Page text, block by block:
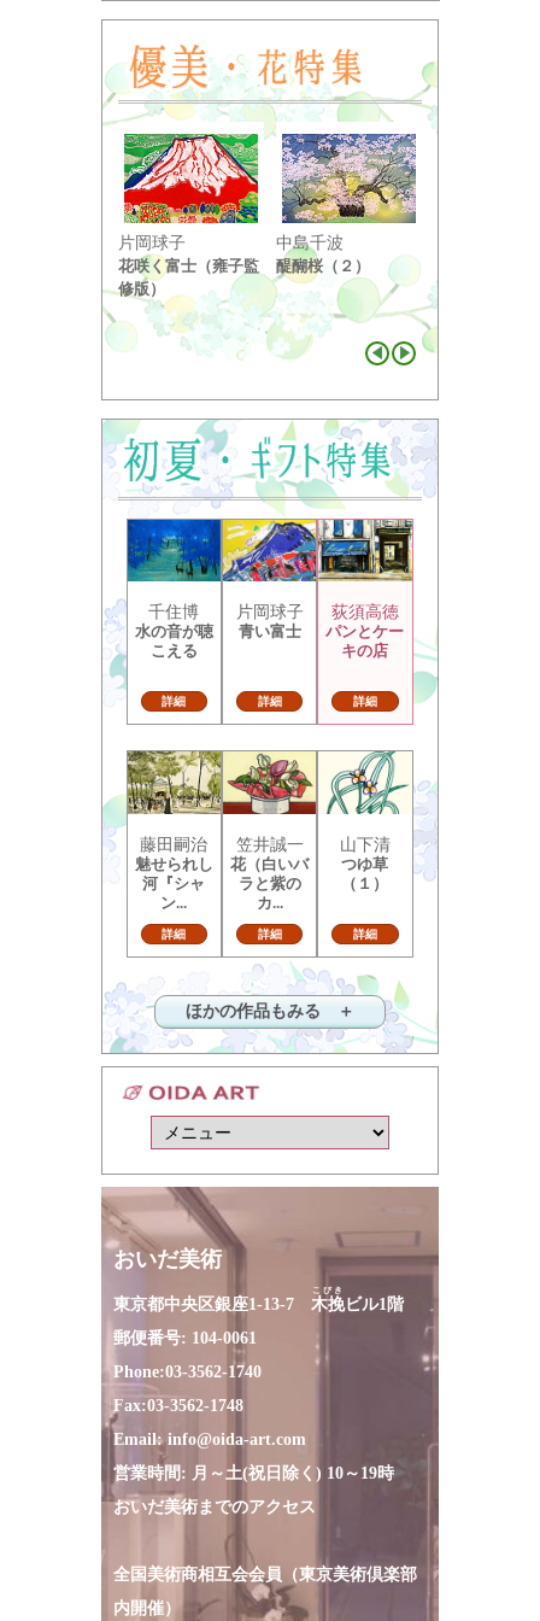
片岡球子
花咲く富士（雍子監
修版）
中島千波
醍醐桜（２）
り ...
千住博
水の音が聴
こえる
詳細
片岡球子
青い富士
詳細
荻須高徳
パンとケー
キの店
詳細
藤田嗣治
魅せられし
河『シャ
ン...
詳細
笠井誠一
花（白いバ
ラと紫の
カ...
詳細
山下清
つゆ草
（１）
詳細
ほかの作品もみる ＋
おいだ美術
東京都中央区銀座1-13-7 木挽
こびき
ビル1階
郵便番号: 104-0061
Phone:03-3562-1740
Fax:03-3562-1748
Email: info@oida-art.com
営業時間: 月～土(祝日除く) 10～19時
おいだ美術までのアクセス
全国美術商相互会会員（東京美術倶楽部
内開催）